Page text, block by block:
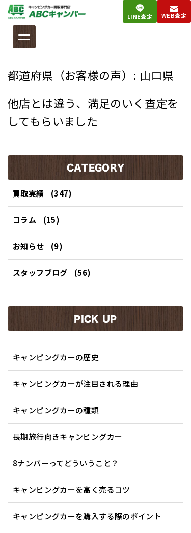
LINE査定 WEB査定
都道府県（お客様の声）: 山口県
他店とは違う、満足のいく査定を
してもらいました
CATEGORY
買取実績 (347)
コラム (15)
お知らせ (9)
スタッフブログ (56)
PICK UP
キャンピングカーの歴史
キャンピングカーが注目される理由
キャンピングカーの種類
長期旅行向きキャンピングカー
8ナンバーってどういうこと？
キャンピングカーを高く売るコツ
キャンピングカーを購入する際のポイント